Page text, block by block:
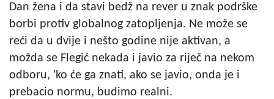
Dan žena i da stavi bedž na rever u znak podrške
borbi protiv globalnog zatopljenja. Ne može se
reći da u dvije i nešto godine nije aktivan, a
možda se Flegić nekada i javio za riječ na nekom
odboru, 'ko će ga znati, ako se javio, onda je i
prebacio normu, budimo realni.